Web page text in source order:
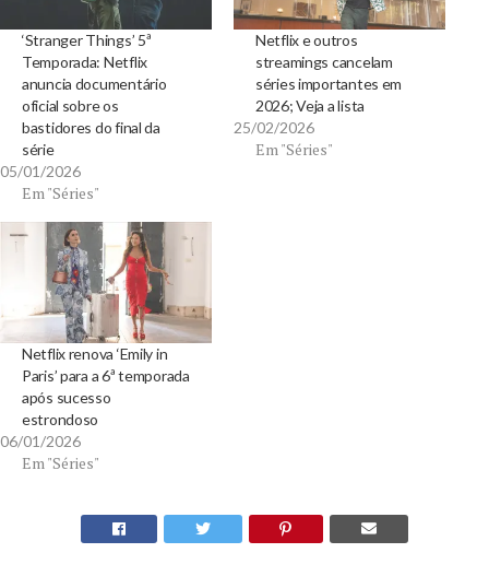
‘Stranger Things’ 5ª
Temporada: Netflix
anuncia documentário
oficial sobre os
bastidores do final da
série
05/01/2026
Em "Séries"
Netflix e outros
streamings cancelam
séries importantes em
2026; Veja a lista
25/02/2026
Em "Séries"
Netflix renova ‘Emily in
Paris’ para a 6ª temporada
após sucesso
estrondoso
06/01/2026
Em "Séries"